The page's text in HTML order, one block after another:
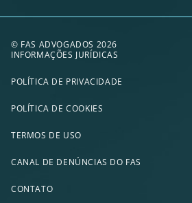
© FAS ADVOGADOS 2026
INFORMAÇÕES JURÍDICAS
POLÍTICA DE PRIVACIDADE
POLÍTICA DE COOKIES
TERMOS DE USO
CANAL DE DENÚNCIAS DO FAS
CONTATO